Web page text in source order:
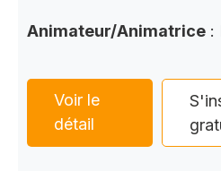
Animateur/Animatrice :
Voir le
détail